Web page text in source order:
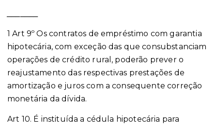
1 Art 9º Os contratos de empréstimo com garantia
hipotecária, com exceção das que consubstanciam
operações de crédito rural, poderão prever o
reajustamento das respectivas prestações de
amortização e juros com a consequente correção
monetária da dívida.
Art 10. É instituída a cédula hipotecária para